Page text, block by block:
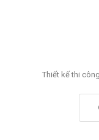
Thiết kế thi